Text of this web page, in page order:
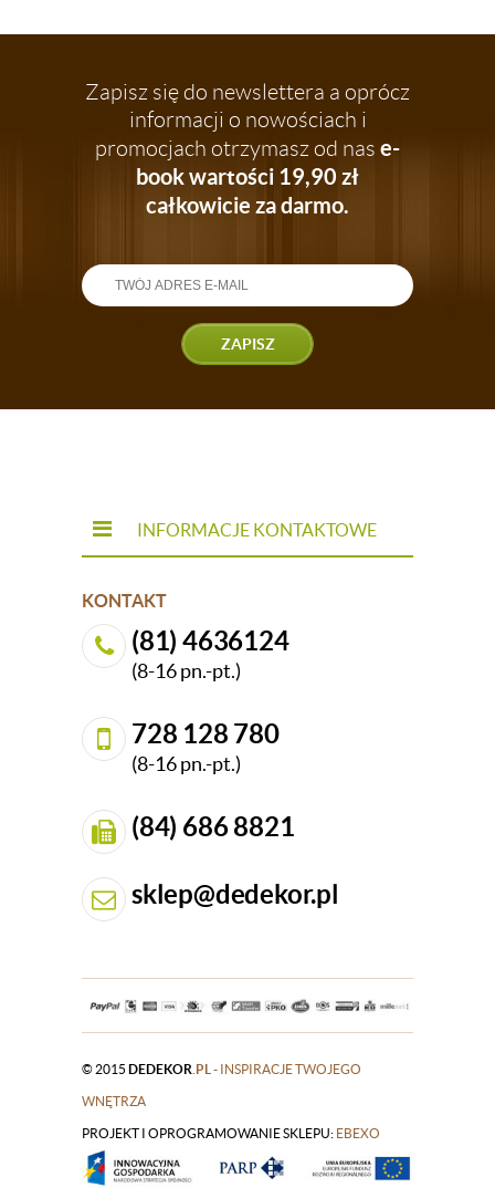
Zapisz się do newslettera a oprócz
informacji o nowościach i
promocjach otrzymasz od nas e-
book wartości 19,90 zł
całkowicie za darmo.
ZAPISZ
INFORMACJE KONTAKTOWE
KONTAKT
(81) 4636124
(8-16 pn.-pt.)
728 128 780
(8-16 pn.-pt.)
(84) 686 8821
sklep@dedekor.pl
© 2015 DEDEKOR .PL - INSPIRACJE TWOJEGO
WNĘTRZA
|
PROJEKT I OPROGRAMOWANIE SKLEPU: EBEXO